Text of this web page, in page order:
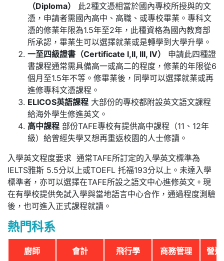
（Diploma）
此2種文憑相當於國內專校所授與的文
憑，申請者需國內高中、高職、或專校畢業。專科文
憑的修業年限為1.5年至2年，此種資格為國內教育部
所承認，畢業生可以選擇就業或是轉學到大學升學。
一至四級證書（Certificate I,II, III, IV）
申請此四種證
書課程通常需具備高一或高二的程度，修業的年限從6
個月至1.5年不等。修畢業後，同學可以選擇就業或再
進修專科文憑課程。
ELICOS英語課程 大部份的專校都附設英文語文課程
給海外學生修進英文。
高中課程 部份TAFE專校有提供高中課程（11、12年
級）給曾經失學又想再重返校園的人士修讀。
入學英文程度要求 通常TAFE所訂定的入學英文標準為
IELTS雅斯 5.5分以上或TOEFL 托福193分以上。未達入學
標準者，亦可以選擇在TAFE所設之語文中心進修英文。現
在有學校提供免試入學與當地語言中心合作，通過程度測驗
後，也可進入正式課程就讀。
熱門科系
廚師 會計 飛行學 商務管理 營